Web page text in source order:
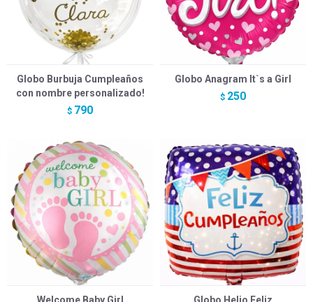
Globo Burbuja Cumpleaños
con nombre personalizado!
$ 790
Globo Anagram It`s a Girl
$ 250